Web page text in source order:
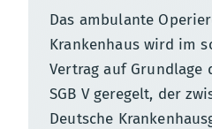
Das ambulante
Krankenhaus wird im
Vertrag auf Grundlage
SGB V geregelt, der
Deutsche